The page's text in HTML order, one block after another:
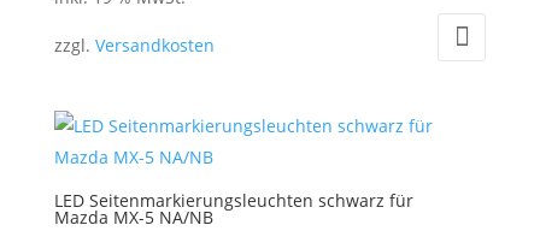
zzgl. Versandkosten
LED Seitenmarkierungsleuchten schwarz für
Mazda MX-5 NA/NB